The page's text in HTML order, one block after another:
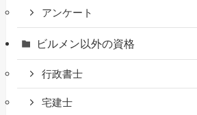
アンケート
ビルメン以外の資格
行政書士
宅建士